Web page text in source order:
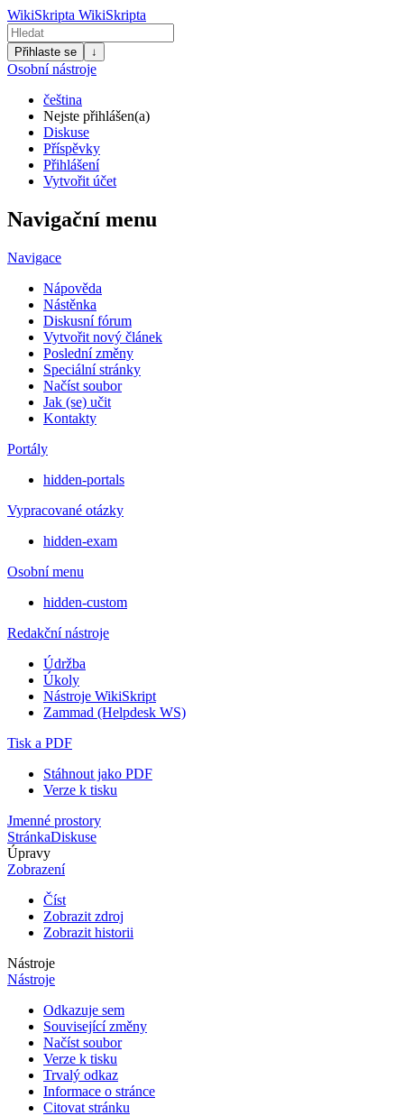
WikiSkripta WikiSkripta
Přihlaste se ↓
Osobní nástroje
čeština
Nejste přihlášen(a)
Diskuse
Příspěvky
Přihlášení
Vytvořit účet
Navigační menu
Navigace
Nápověda
Nástěnka
Diskusní fórum
Vytvořit nový článek
Poslední změny
Speciální stránky
Načíst soubor
Jak (se) učit
Kontakty
Portály
hidden-portals
Vypracované otázky
hidden-exam
Osobní menu
hidden-custom
Redakční nástroje
Údržba
Úkoly
Nástroje WikiSkript
Zammad (Helpdesk WS)
Tisk a PDF
Stáhnout jako PDF
Verze k tisku
Jmenné prostory
StránkaDiskuse
Úpravy
Zobrazení
Číst
Zobrazit zdroj
Zobrazit historii
Nástroje
Nástroje
Odkazuje sem
Související změny
Načíst soubor
Verze k tisku
Trvalý odkaz
Informace o stránce
Citovat stránku